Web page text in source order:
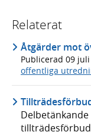
Relaterat
Åtgärder mot
Publicerad 09
offentliga